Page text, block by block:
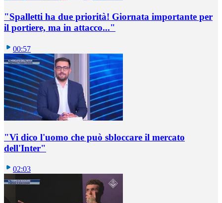
"Spalletti ha due priorità! Giornata importante per
il portiere, ma in attacco..."
00:57
"Vi dico l'uomo che può sbloccare il mercato
dell'Inter"
02:03